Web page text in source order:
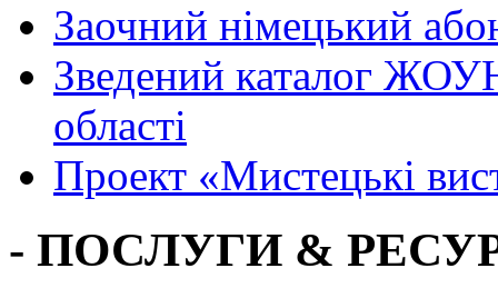
Заочний німецький
Зведений каталог
області
Проект «Мистецькі
- ПОСЛУГИ &